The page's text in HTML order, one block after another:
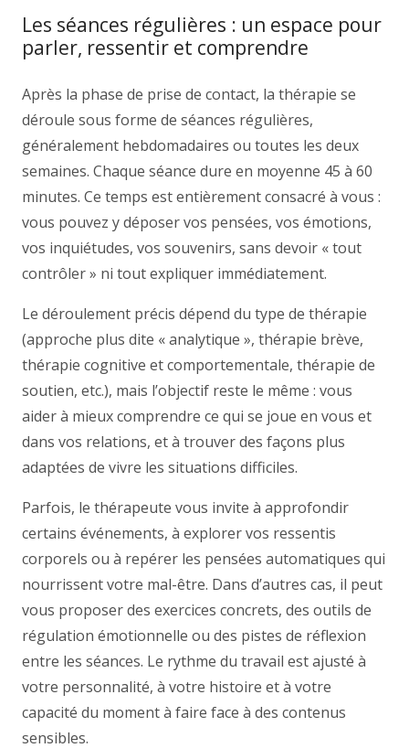
Les séances régulières : un espace pour
parler, ressentir et comprendre
Après la phase de prise de contact, la thérapie se
déroule sous forme de séances régulières,
généralement hebdomadaires ou toutes les deux
semaines. Chaque séance dure en moyenne 45 à 60
minutes. Ce temps est entièrement consacré à vous :
vous pouvez y déposer vos pensées, vos émotions,
vos inquiétudes, vos souvenirs, sans devoir « tout
contrôler » ni tout expliquer immédiatement.
Le déroulement précis dépend du type de thérapie
(approche plus dite « analytique », thérapie brève,
thérapie cognitive et comportementale, thérapie de
soutien, etc.), mais l’objectif reste le même : vous
aider à mieux comprendre ce qui se joue en vous et
dans vos relations, et à trouver des façons plus
adaptées de vivre les situations difficiles.
Parfois, le thérapeute vous invite à approfondir
certains événements, à explorer vos ressentis
corporels ou à repérer les pensées automatiques qui
nourrissent votre mal-être. Dans d’autres cas, il peut
vous proposer des exercices concrets, des outils de
régulation émotionnelle ou des pistes de réflexion
entre les séances. Le rythme du travail est ajusté à
votre personnalité, à votre histoire et à votre
capacité du moment à faire face à des contenus
sensibles.